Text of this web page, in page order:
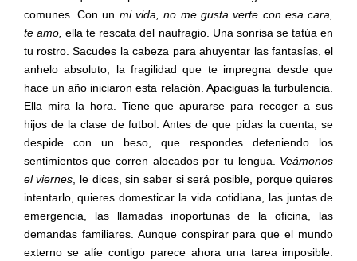
comunes. Con un mi vida,
no me gusta verte con esa cara,
te amo, ella te rescata del naufragio. Una sonrisa se tatúa en
tu rostro. Sacudes la cabeza para ahuyentar las fantasías, el
anhelo absoluto, la fragilidad que te impregna desde que
hace un año iniciaron esta relación. Apaciguas la turbulencia.
Ella mira la hora. Tiene que apurarse para recoger a sus
hijos de la clase de futbol. Antes de que pidas la cuenta, se
despide con un beso, que respondes deteniendo los
sentimientos que corren alocados por tu lengua. Veámonos
el viernes , le dices, sin saber si será posible, porque quieres
intentarlo, quieres domesticar la vida cotidiana, las juntas de
emergencia, las llamadas inoportunas de la oficina, las
demandas familiares. Aunque conspirar para que el mundo
externo se alíe contigo parece ahora una tarea imposible.